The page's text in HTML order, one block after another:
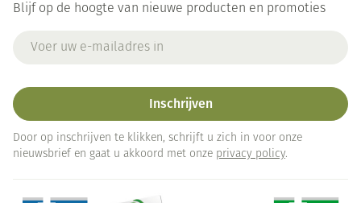
Blijf op de hoogte van nieuwe producten en promoties
Inschrijven
Door op inschrijven te klikken, schrijft u zich in voor onze
nieuwsbrief en gaat u akkoord met onze privacy policy.